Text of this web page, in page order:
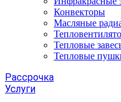
Конвекторы
Масляные
Тепловые
Тепловые
Рассрочка
Услуги